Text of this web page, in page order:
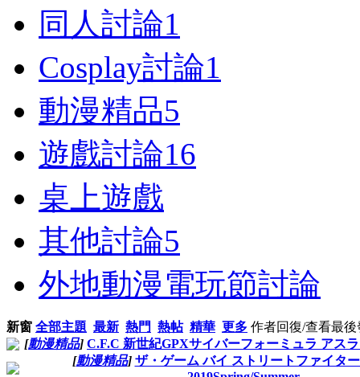
同人討論1
Cosplay討論1
動漫精品5
遊戲討論16
桌上遊戲
其他討論5
外地動漫電玩節討論
新窗 全部主題 最新 熱門 熱帖 精華 更多 作者回復/查看最後
[動漫精品] C.F.C 新世紀GPXサイバーフォーミュラ アス
[動漫精品] ザ・ゲーム バイ ストリートファイタ